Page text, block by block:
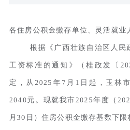
各住房公积金缴存单位、灵活就业
根据《广西壮族自治区人民
工资标准的通知》（桂政发〔
定，从2025年7月1日起，玉林
2040元。现就我市2025年度（
月30日）住房公积金缴存基数下限